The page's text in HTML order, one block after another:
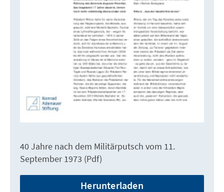
40 Jahre nach dem Militärputsch vom 11.
September 1973 (Pdf)
Herunterladen